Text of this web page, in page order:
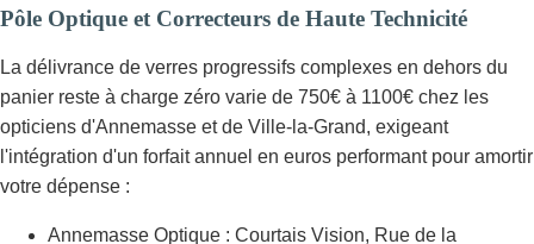
Pôle Optique et Correcteurs de Haute Technicité
La délivrance de verres progressifs complexes en dehors du
panier reste à charge zéro varie de 750€ à 1100€ chez les
opticiens d'Annemasse et de Ville-la-Grand, exigeant
l'intégration d'un forfait annuel en euros performant pour amortir
votre dépense :
Annemasse Optique : Courtais Vision, Rue de la